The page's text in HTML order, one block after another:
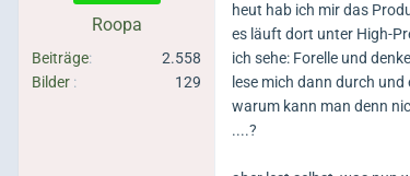
Roopa
Beiträge
2.558
Bilder
129
heut hab ich mir das
es läuft dort unter High-
ich sehe: Forelle und
lese mich dann durch
warum kann man denn
....?